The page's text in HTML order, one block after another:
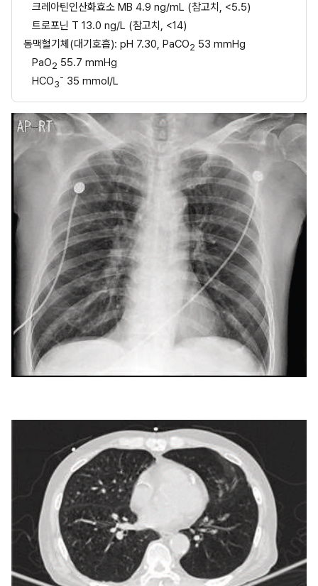
크레아틴인산화효소 MB 4.9 ng/mL (참고치, <5.5)
트로포닌 T 13.0 ng/L (참고치, <14)
동맥혈기체(대기호흡): pH 7.30, PaCO2 53 mmHg
PaO2 55.7 mmHg
HCO3
- 35 mmol/L